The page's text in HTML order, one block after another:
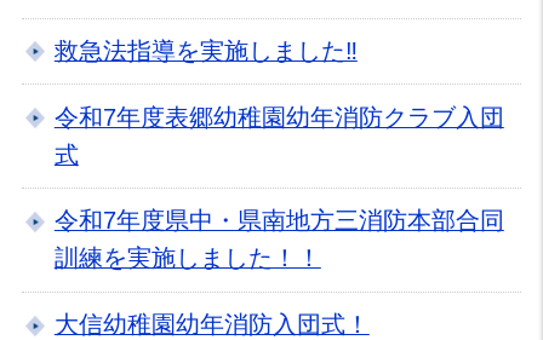
救急法指導を実施しました‼
令和7年度表郷幼稚園幼年消防クラブ入団
式
令和7年度県中・県南地方三消防本部合同
訓練を実施しました！！
大信幼稚園幼年消防入団式！